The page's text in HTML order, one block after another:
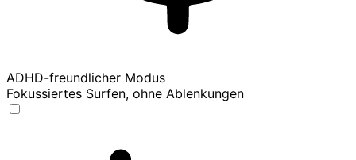
ADHD-freundlicher Modus
Fokussiertes Surfen, ohne Ablenkungen